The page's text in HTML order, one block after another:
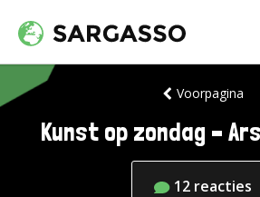
Voorpagina
Kunst op zondag –
12 reacties